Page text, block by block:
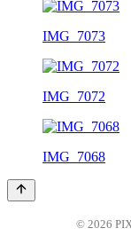
IMG_7073
IMG_7072
IMG_7068
© 2026